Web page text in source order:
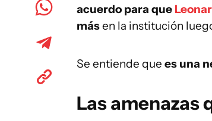
acuerdo para que
másen la institución
Se entiende que es una
Las amenazas